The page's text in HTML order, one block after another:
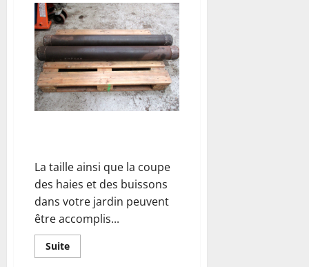
Renover
des
planches
de
rives
:
Mode
d’emploi
La taille ainsi que la coupe
des haies et des buissons
dans votre jardin peuvent
être accomplis...
SuiteEn
savoir